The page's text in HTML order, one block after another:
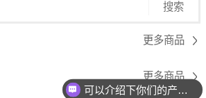
搜索
更多商品
更多商品